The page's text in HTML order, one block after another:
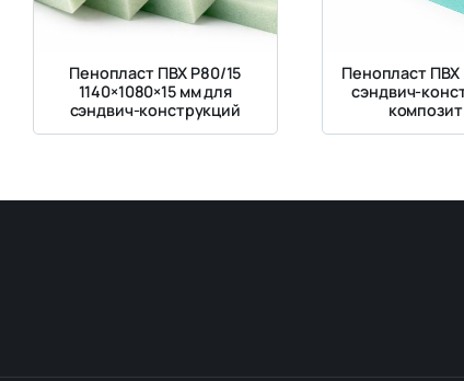
Пенопласт ПВХ Р80/15
1140×1080×15 мм для
сэндвич-конструкций
Пенопласт ПВХ
сэндвич-